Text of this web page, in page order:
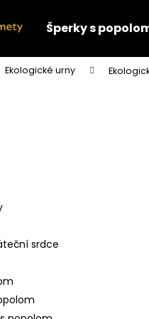
Šperky s
Ekologické urny
srdce